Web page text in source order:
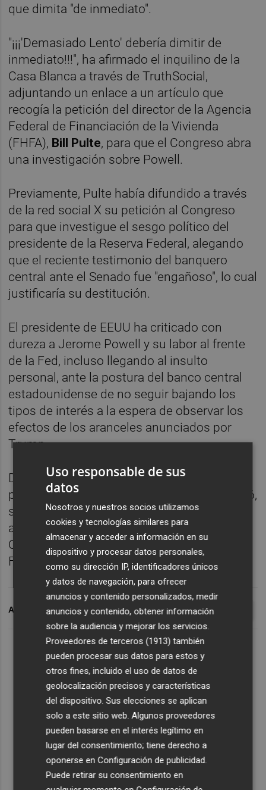
que dimita "de inmediato".
"¡¡¡'Demasiado Lento' debería dimitir de
inmediato!!!", ha afirmado el inquilino de la
Casa Blanca a través de TruthSocial,
adjuntando un enlace a un artículo que
recogía la petición del director de la Agencia
Federal de Financiación de la Vivienda
(FHFA), Bill Pulte, para que el Congreso abra
una investigación sobre Powell.
Previamente, Pulte había difundido a través
de la red social X su petición al Congreso
para que investigue el sesgo político del
presidente de la Reserva Federal, alegando
que el reciente testimonio del banquero
central ante el Senado fue "engañoso", lo cual
justificaría su destitución.
El presidente de EEUU ha criticado con
dureza a Jerome Powell y su labor al frente
de la Fed, incluso llegando al insulto
personal, ante la postura del banco central
estadounidense de no seguir bajando los
tipos de interés a la espera de observar los
efectos de los aranceles anunciados por
Trump.
De hecho, Powell, cuyo mandato como
presidente de la Fed expira en mayo de 2026,
señaló directamente esta semana a los
aranceles anunciados por el inquilino de la
Casa Blanca como la causa que impidió a la
Fed recortar los tipos de interés.
ARCHIVADO EN DONALD TRUMP RESERVA FEDERAL
Uso responsable de sus
datos
Nosotros y nuestros socios utilizamos
cookies y tecnologías similares para
almacenar y acceder a información en su
dispositivo y procesar datos personales,
como su dirección IP, identificadores únicos
y datos de navegación, para ofrecer
anuncios y contenido personalizados, medir
anuncios y contenido, obtener información
sobre la audiencia y mejorar los servicios.
Proveedores de terceros (1913) también
pueden procesar sus datos para estos y
otros fines, incluido el uso de datos de
geolocalización precisos y características
del dispositivo. Sus elecciones se aplican
solo a este sitio web. Algunos proveedores
pueden basarse en el interés legítimo en
lugar del consentimiento; tiene derecho a
oponerse enConfiguración de publicidad.
Puede retirar su consentimiento en